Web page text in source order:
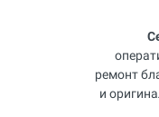
ремонт
и